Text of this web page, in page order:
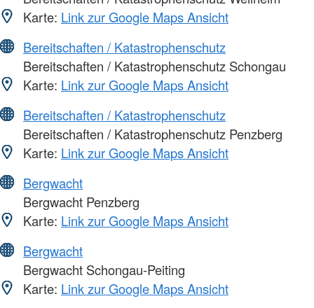
Karte: Link zur Google Maps Ansicht
Bereitschaften / Katastrophenschutz
Bereitschaften / Katastrophenschutz Schongau
Karte: Link zur Google Maps Ansicht
Bereitschaften / Katastrophenschutz
Bereitschaften / Katastrophenschutz Penzberg
Karte: Link zur Google Maps Ansicht
Bergwacht
Bergwacht Penzberg
Karte: Link zur Google Maps Ansicht
Bergwacht
Bergwacht Schongau-Peiting
Karte: Link zur Google Maps Ansicht